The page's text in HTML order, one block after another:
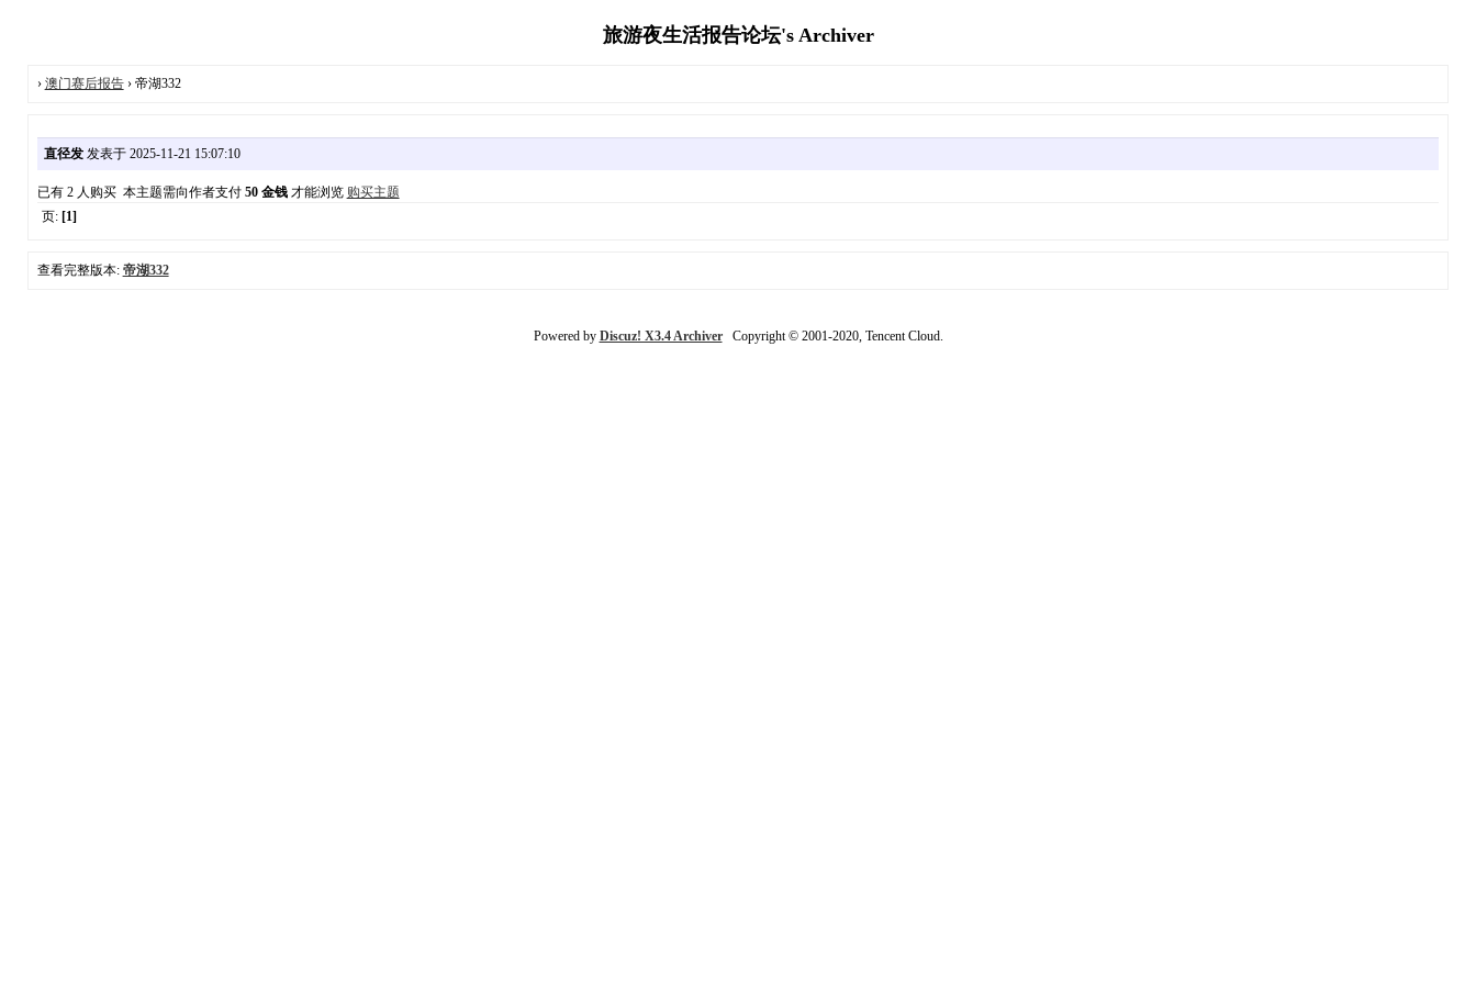
旅游夜生活报告论坛's Archiver
› 澳门赛后报告› 帝湖332
直径发发表于 2025-11-21 15:07:10
已有 2 人购买 本主题需向作者支付 50 金钱才能浏览 购买主题
页: [1]
查看完整版本: 帝湖332
Powered by Discuz! X3.4 ArchiverCopyright © 2001-2020, Tencent Cloud.